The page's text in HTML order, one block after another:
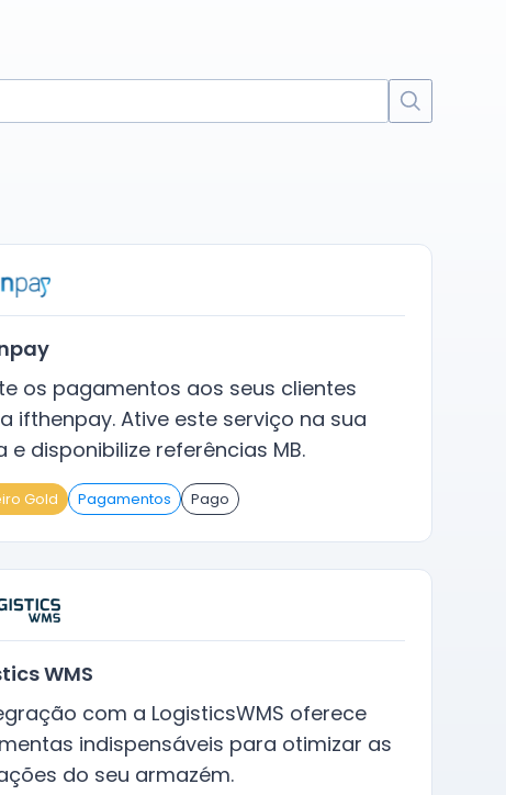
os pagamentos aos seus clientes
ifthenpay. Ative este serviço na sua
e disponibilize referências MB.
Gold Pagamentos Pago
WMS
com a LogisticsWMS oferece
indispensáveis para otimizar as
do seu armazém.